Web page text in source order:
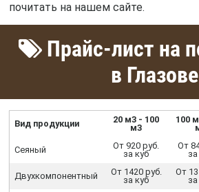
почитать на нашем сайте.
Прайс-лист на
в Глазове
Вид продукции
20 м3 - 100
м3
100
Сеяный
От 920 руб.
за куб
От
Двухкомпонентный
От 1420 руб.
за куб
От